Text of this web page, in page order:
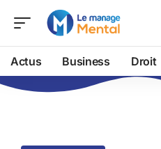
Actus Business Droit